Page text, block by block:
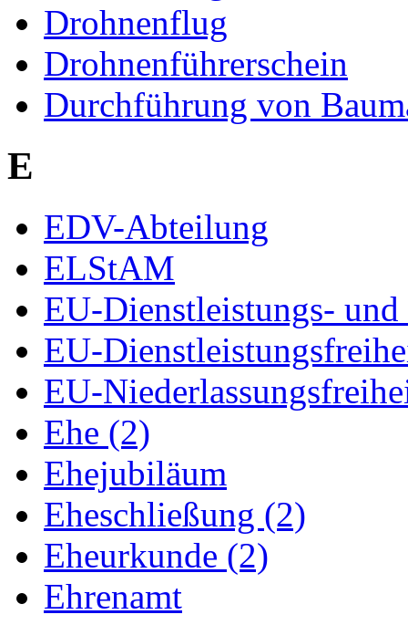
Drohnenflug
Drohnenführerschein
Durchführung von
E
EDV-Abteilung
ELStAM
EU-Dienstleistungs-
EU-
EU-
Ehe (2)
Ehejubiläum
Eheschließung (2)
Eheurkunde (2)
Ehrenamt